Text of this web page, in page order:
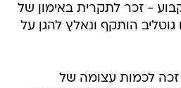
- זכר לתקרית באימון של
במאי 2017 בו גוטליב הותקף ונאלץ להגן על
זכה לכמות עצומה של